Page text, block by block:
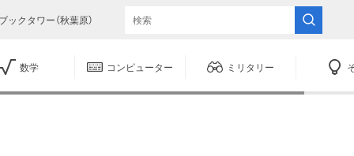
ックタワー（秋葉原）
数学 コンピューター ミリタリー